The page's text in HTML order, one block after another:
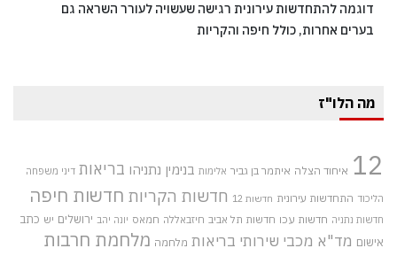
דוגמה להתחדשות עירונית רגישה שעשויה לעורר השראה גם
בערים אחרות, כולל חיפה והקריות
מה הלו"ז
12 איחוד הצלה איתמר בן גביר אלימות בנימין נתניהו בריאות דיני משפחה
הליכוד התחדשות עירונית חדשות 12 חדשות הקריות חדשות חיפה
חדשות נתניה חדשות עכו חדשות תל אביב חיזבאללה חמאס יונה יהב ירושלים יש כתב
אישום מד"א מכבי שירותי בריאות מלחמה מלחמת חרבות